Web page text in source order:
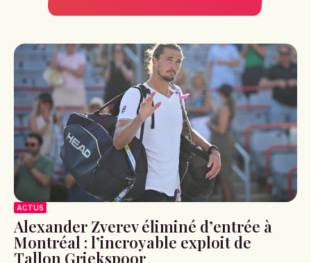
ACTUS
Alexander Zverev éliminé d’entrée à
Montréal : l’incroyable exploit de
Tallon Griekspoor